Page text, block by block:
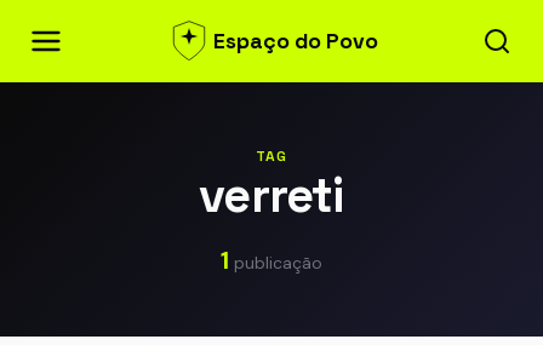
Espaço do Povo
TAG
verreti
1 publicação